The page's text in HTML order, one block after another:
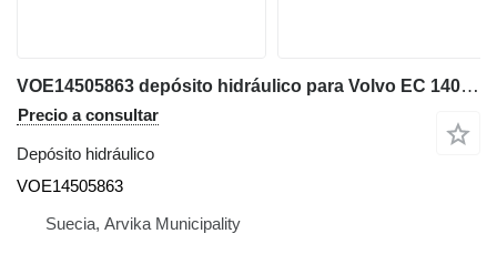
VOE14505863 depósito hidráulico para Volvo EC 140 B LC excavadora
Precio a consultar
Depósito hidráulico
VOE14505863
Suecia, Arvika Municipality